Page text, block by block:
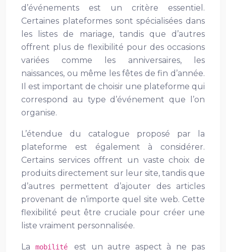
d’événements est un critère essentiel.
Certaines plateformes sont spécialisées dans
les listes de mariage, tandis que d’autres
offrent plus de flexibilité pour des occasions
variées comme les anniversaires, les
naissances, ou même les fêtes de fin d’année.
Il est important de choisir une plateforme qui
correspond au type d’événement que l’on
organise.
L’étendue du catalogue proposé par la
plateforme est également à considérer.
Certains services offrent un vaste choix de
produits directement sur leur site, tandis que
d’autres permettent d’ajouter des articles
provenant de n’importe quel site web. Cette
flexibilité peut être cruciale pour créer une
liste vraiment personnalisée.
La mobilité est un autre aspect à ne pas